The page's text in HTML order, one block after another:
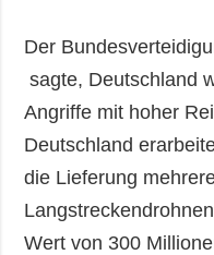
Der
sagte, Deutschland
Angriffe mit hoher
Deutschland
die Lieferung
Wert von 300